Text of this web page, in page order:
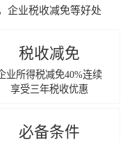
企业税收减免等好处
税收减免
业所得税减免40%连续
享受三年税收优惠
必备条件